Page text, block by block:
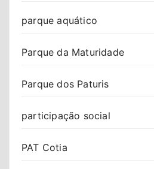
parque aquático
Parque da Maturidade
Parque dos Paturis
participação social
PAT Cotia